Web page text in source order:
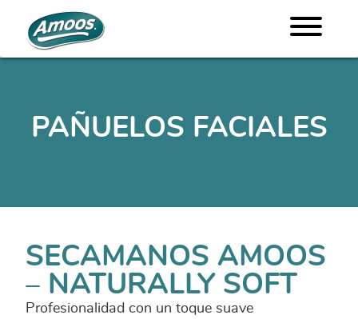
PAÑUELOS FACIALES
SECAMANOS AMOOS
– NATURALLY SOFT
Profesionalidad con un toque suave